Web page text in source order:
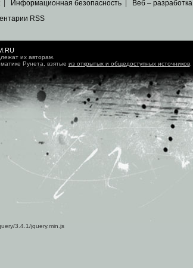
| Информационная безопасность
Веб – разработка
RSS
их авторам.
Рунета, взятые из открытых и общедоступных источников.
3.4.1/jquery.min.js